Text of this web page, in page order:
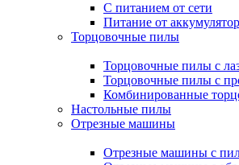
С питанием от сети
Питание от
Торцовочные пилы
Торцовочные пилы с
Торцовочные пилы с
Комбинированные
Настольные пилы
Отрезные машины
Отрезные машины с